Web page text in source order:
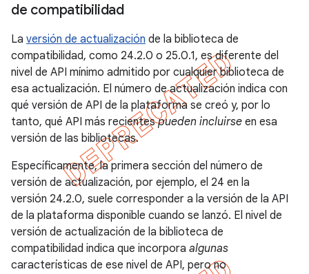
de compatibilidad
La versión de actualización de la biblioteca de
compatibilidad, como 24.2.0 o 25.0.1, es diferente del
nivel de API mínimo admitido por cualquier biblioteca de
esa actualización. El número de actualización indica con
qué versión de API de la plataforma se creó y, por lo
tanto, qué API más recientespueden incluirse en esa
versión de las bibliotecas.
Específicamente, la primera sección del número de
versión de actualización, por ejemplo, el 24 en la
versión 24.2.0, suele corresponder a la versión de la API
de la plataforma disponible cuando se lanzó. El nivel de
versión de actualización de la biblioteca de
compatibilidad indica que incorpora algunas
características de ese nivel de API, pero no